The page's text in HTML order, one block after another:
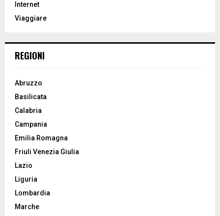
:Internet
Viaggiare
REGIONI
Abruzzo
Basilicata
Calabria
Campania
Emilia Romagna
Friuli Venezia Giulia
Lazio
Liguria
Lombardia
Marche